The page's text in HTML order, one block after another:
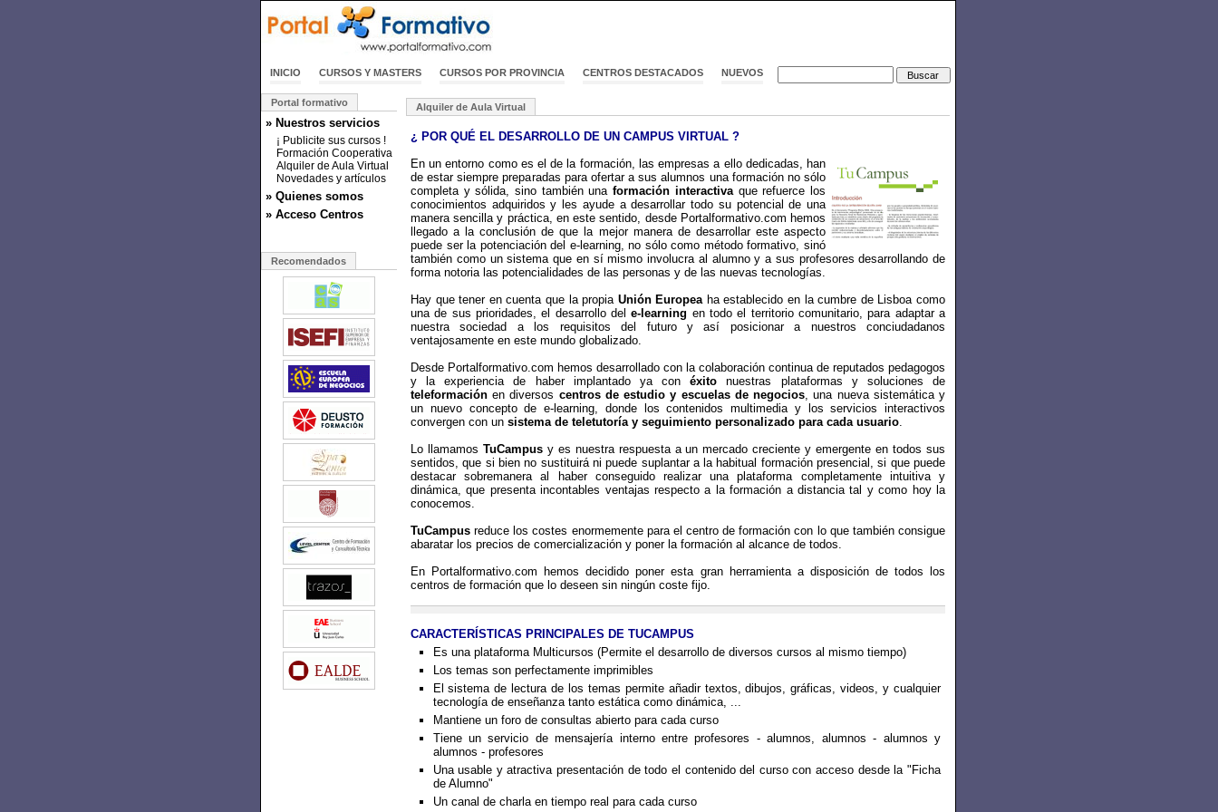
INICIO CURSOS Y MASTERS CURSOS POR PROVINCIA CENTROS DESTACADOS NUEVOS
Portal formativo
» Nuestros servicios
¡ Publicite sus cursos !
Formación Cooperativa
Alquiler de Aula Virtual
Novedades y artículos
» Quienes somos
» Acceso Centros
Recomendados
Alquiler de Aula Virtual
¿ POR QUÉ EL DESARROLLO DE UN CAMPUS VIRTUAL ?
En un entorno como es el de la formación, las empresas a ello dedicadas, han
de estar siempre preparadas para ofertar a sus alumnos una formación no sólo
completa y sólida, sino también unaformación interactivaque refuerce los
conocimientos adquiridos y les ayude a desarrollar todo su potencial de una
manera sencilla y práctica, en este sentido, desde Portalformativo.com hemos
llegado a la conclusión de que la mejor manera de desarrollar este aspecto
puede ser la potenciación del e-learning, no sólo como método formativo, sinó
también como un sistema que en sí mismo involucra al alumno y a sus profesores desarrollando de
forma notoria las potencialidades de las personas y de las nuevas tecnologías.
Hay que tener en cuenta que la propia Unión Europeaha establecido en la cumbre de Lisboa como
una de sus prioridades, el desarrollo dele-learning en todo el territorio comunitario, para adaptar a
nuestra sociedad a los requisitos del futuro y así posicionar a nuestros conciudadanos
ventajosamente en este mundo globalizado.
Desde Portalformativo.com hemos desarrollado con la colaboración continua de reputados pedagogos
y la experiencia de haber implantado ya conéxito nuestras plataformas y soluciones de
teleformación en diversos centros de estudio y escuelas de negocios, una nueva sistemática y
un nuevo concepto de e-learning, donde los contenidos multimedia y los servicios interactivos
convergen con un sistema de teletutoría y seguimiento personalizado para cada usuario.
Lo llamamos TuCampusy es nuestra respuesta a un mercado creciente y emergente en todos sus
sentidos, que si bien no sustituirá ni puede suplantar a la habitual formación presencial, si que puede
destacar sobremanera al haber conseguido realizar una plataforma completamente intuitiva y
dinámica, que presenta incontables ventajas respecto a la formación a distancia tal y como hoy la
conocemos.
TuCampus reduce los costes enormemente para el centro de formación con lo que también consigue
abaratar los precios de comercialización y poner la formación al alcance de todos.
En Portalformativo.com hemos decidido poner esta gran herramienta a disposición de todos los
centros de formación que lo deseen sin ningún coste fijo.
CARACTERÍSTICAS PRINCIPALES DE TUCAMPUS
Es una plataforma Multicursos (Permite el desarrollo de diversos cursos al mismo tiempo)
Los temas son perfectamente imprimibles
El sistema de lectura de los temas permite añadir textos, dibujos, gráficas, videos, y cualquier
tecnología de enseñanza tanto estática como dinámica, ...
Mantiene un foro de consultas abierto para cada curso
Tiene un servicio de mensajería interno entre profesores - alumnos, alumnos - alumnos y
alumnos - profesores
Una usable y atractiva presentación de todo el contenido del curso con acceso desde la "Ficha
de Alumno"
Un canal de charla en tiempo real para cada curso